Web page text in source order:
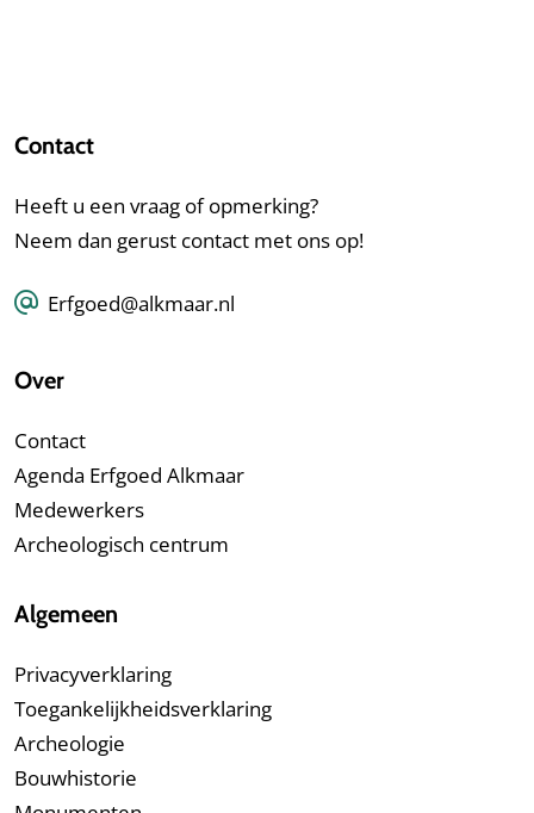
Contact
Heeft u een vraag of opmerking?
Neem dan gerust contact met ons op!
Erfgoed@alkmaar.nl
Over
Contact
Agenda Erfgoed Alkmaar
Medewerkers
Archeologisch centrum
Algemeen
Privacyverklaring
Toegankelijkheidsverklaring
Archeologie
Bouwhistorie